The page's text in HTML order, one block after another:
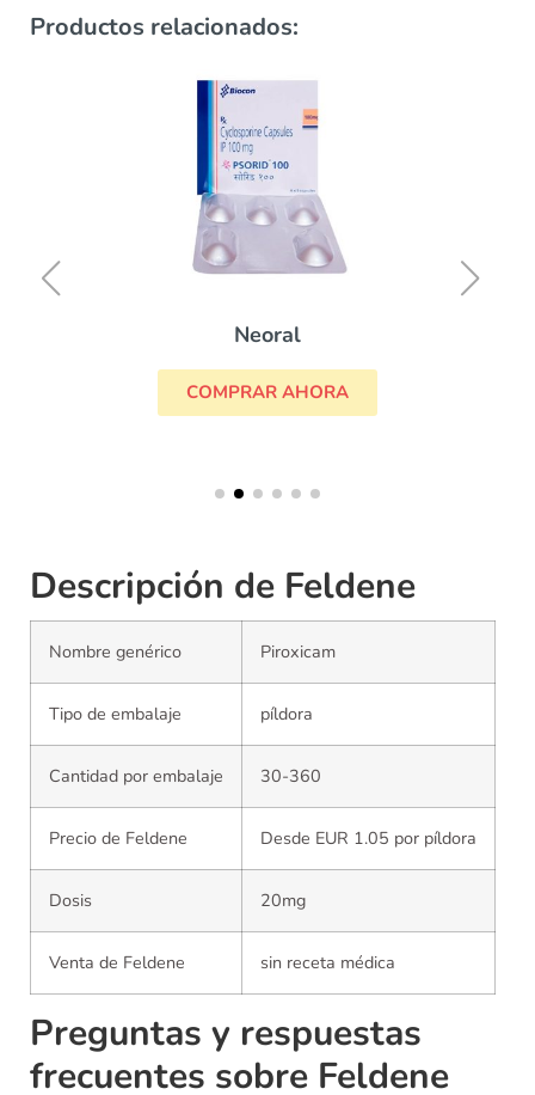
Productos relacionados:
Neoral
COMPRAR AHORA
Descripción de Feldene
Nombre genérico Piroxicam
Tipo de embalaje píldora
Cantidad por embalaje 30-360
Precio de Feldene Desde EUR 1.05 por píldora
Dosis 20mg
Venta de Feldene sin receta médica
Preguntas y respuestas
frecuentes sobre Feldene